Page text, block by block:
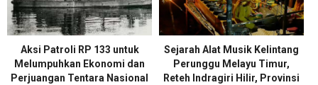
Aksi Patroli RP 133 untuk
Melumpuhkan Ekonomi dan
Perjuangan Tentara Nasional
Sejarah Alat Musik Kelintang
Perunggu Melayu Timur,
Reteh Indragiri Hilir, Provinsi